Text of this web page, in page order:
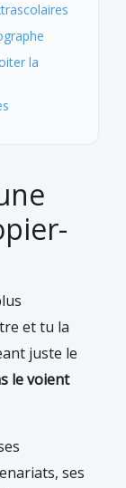
la
et tu la
juste le
le voient
ses